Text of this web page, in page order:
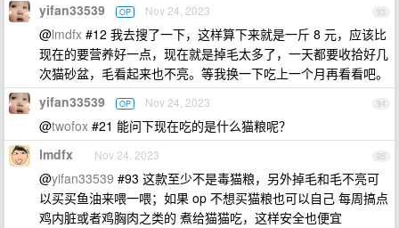
93
yifan33539 OP Nov 24, 2023
@lmdfx #12 我去搜了一下，这样算下来就是一斤 8 元，应该比
现在的要营养好一点，现在就是掉毛太多了，一天都要收拾好几
次猫砂盆，毛看起来也不亮。等我换一下吃上一个月再看看吧。
94
yifan33539 OP Nov 24, 2023
@twofox #21 能问下现在吃的是什么猫粮呢？
95
lmdfx Nov 24, 2023
@yifan33539 #93 这款至少不是毒猫粮，另外掉毛和毛不亮可
以买买鱼油来喂一喂；如果 op 不想买猫粮也可以自己 每周搞点
鸡内脏或者鸡胸肉之类的 煮给猫猫吃，这样安全也便宜